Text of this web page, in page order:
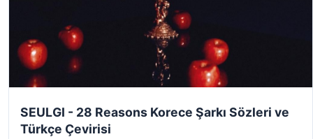
SEULGI - 28 Reasons Korece Şarkı Sözleri ve
Türkçe Çevirisi